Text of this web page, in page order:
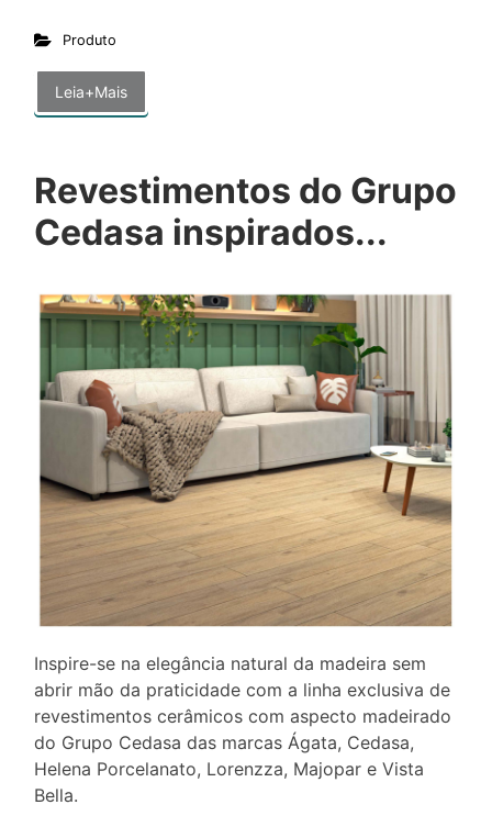
Produto
Leia+Mais
Revestimentos do Grupo
Cedasa inspirados...
Inspire-se na elegância natural da madeira sem
abrir mão da praticidade com a linha exclusiva de
revestimentos cerâmicos com aspecto madeirado
do Grupo Cedasa das marcas Ágata, Cedasa,
Helena Porcelanato, Lorenzza, Majopar e Vista
Bella.